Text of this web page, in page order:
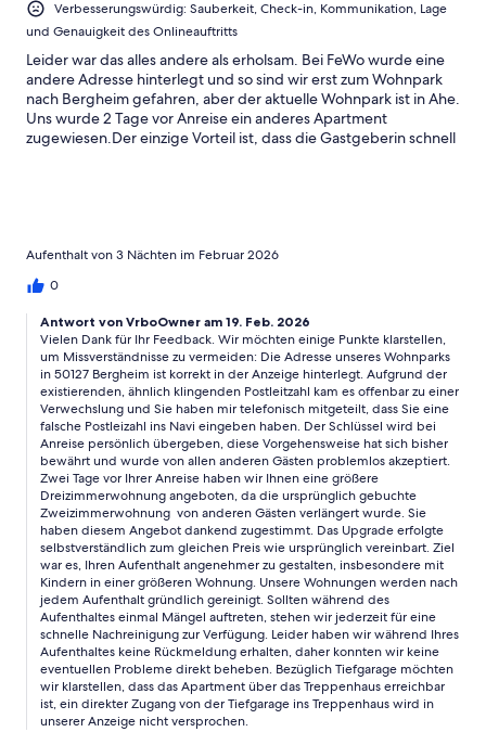
Verbesserungswürdig: Sauberkeit, Check-in, Kommunikation, Lage
und Genauigkeit des Onlineauftritts
Leider war das alles andere als erholsam. Bei FeWo wurde eine
andere Adresse hinterlegt und so sind wir erst zum Wohnpark
nach Bergheim gefahren, aber der aktuelle Wohnpark ist in Ahe.
Uns wurde 2 Tage vor Anreise ein anderes Apartment
zugewiesen.Der einzige Vorteil ist, dass die Gastgeberin schnell
der Bewohner und dem Dreck. Die Wohnung ist sporadisch
eingerichtet und Oberflächlich sauber. Für das Geld viel zu
teuer.
Aufenthalt von 3 Nächten im Februar 2026
0
Antwort von VrboOwner am 19. Feb. 2026
Vielen Dank für Ihr Feedback. Wir möchten einige Punkte klarstellen,
um Missverständnisse zu vermeiden: Die Adresse unseres Wohnparks
in 50127 Bergheim ist korrekt in der Anzeige hinterlegt. Aufgrund der
existierenden, ähnlich klingenden Postleitzahl kam es offenbar zu einer
Verwechslung und Sie haben mir telefonisch mitgeteilt, dass Sie eine
falsche Postleizahl ins Navi eingeben haben. Der Schlüssel wird bei
Anreise persönlich übergeben, diese Vorgehensweise hat sich bisher
bewährt und wurde von allen anderen Gästen problemlos akzeptiert.
Zwei Tage vor Ihrer Anreise haben wir Ihnen eine größere
Dreizimmerwohnung angeboten, da die ursprünglich gebuchte
Zweizimmerwohnung von anderen Gästen verlängert wurde. Sie
haben diesem Angebot dankend zugestimmt. Das Upgrade erfolgte
selbstverständlich zum gleichen Preis wie ursprünglich vereinbart. Ziel
war es, Ihren Aufenthalt angenehmer zu gestalten, insbesondere mit
Kindern in einer größeren Wohnung. Unsere Wohnungen werden nach
jedem Aufenthalt gründlich gereinigt. Sollten während des
Aufenthaltes einmal Mängel auftreten, stehen wir jederzeit für eine
schnelle Nachreinigung zur Verfügung. Leider haben wir während Ihres
Aufenthaltes keine Rückmeldung erhalten, daher konnten wir keine
eventuellen Probleme direkt beheben. Bezüglich Tiefgarage möchten
wir klarstellen, dass das Apartment über das Treppenhaus erreichbar
ist, ein direkter Zugang von der Tiefgarage ins Treppenhaus wird in
unserer Anzeige nicht versprochen.